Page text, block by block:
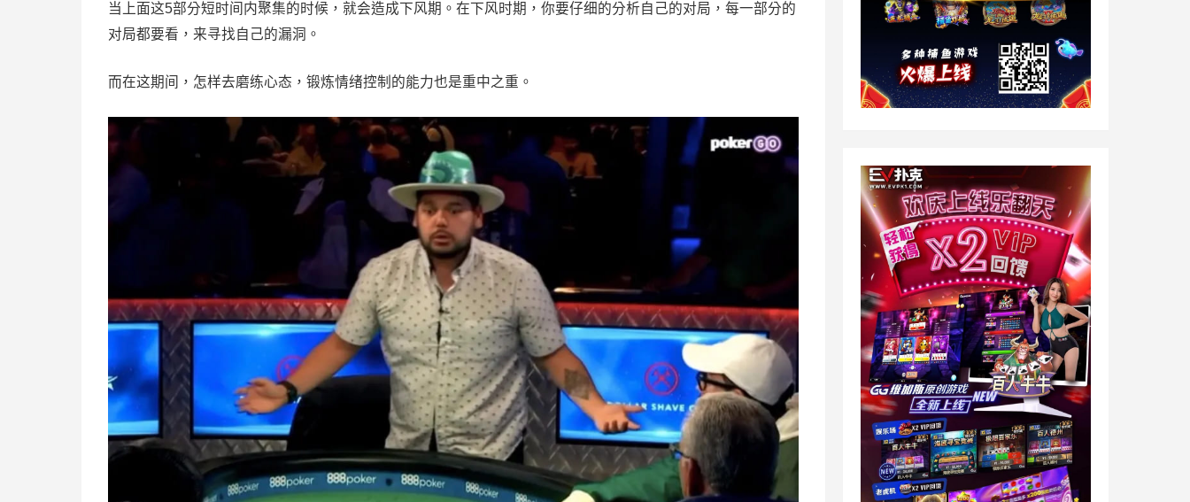
当上面这5部分短时间内聚集的时候，就会造成下风期。在下风时期，你要仔细的分析自己的对局，每一部分的
对局都要看，来寻找自己的漏洞。
而在这期间，怎样去磨练心态，锻炼情绪控制的能力也是重中之重。